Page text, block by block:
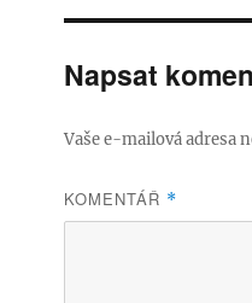
Napsat
Vaše e-mailová adresa
KOMENTÁŘ *